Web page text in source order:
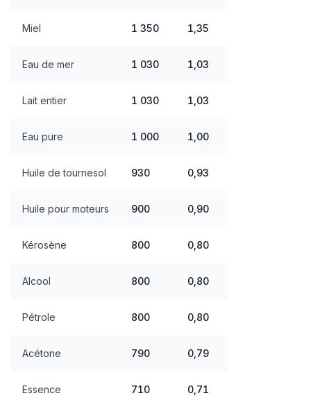
Miel 1 350 1,35
Eau de mer 1 030 1,03
Lait entier 1 030 1,03
Eau pure 1 000 1,00
Huile de tournesol 930 0,93
Huile pour moteurs 900 0,90
Kérosène 800 0,80
Alcool 800 0,80
Pétrole 800 0,80
Acétone 790 0,79
Essence 710 0,71